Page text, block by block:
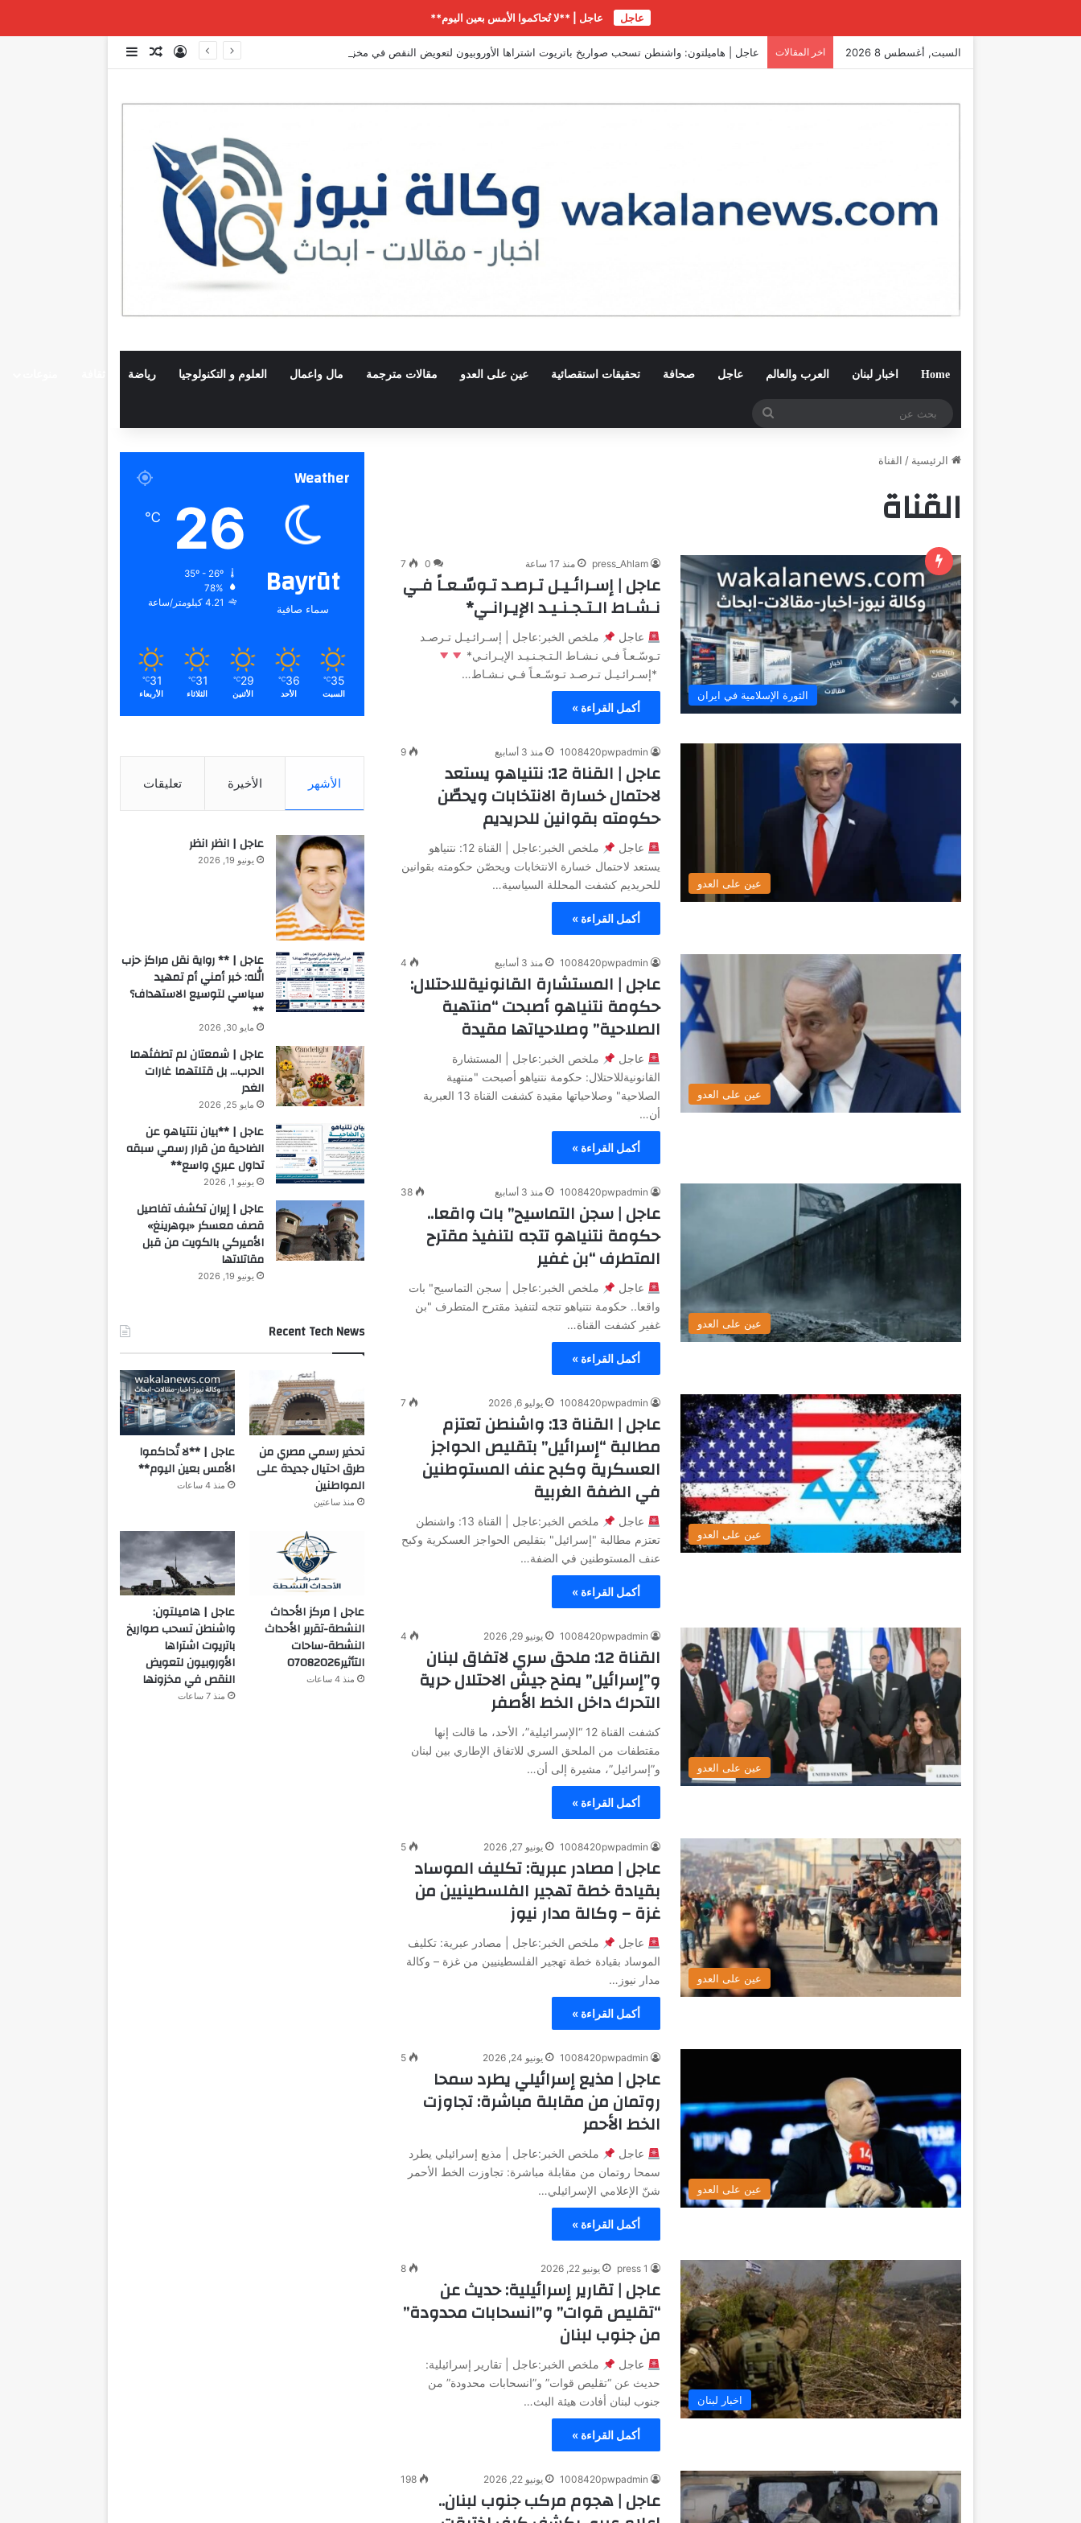
عاجل عاجل | **لا تُحاكموا الأمس بعين اليوم**
السبت, أغسطس 8 2026 اخر المقالات عاجل | هاميلتون: واشنطن تسحب صواريخ باتريوت اشتراها الأوروبيون لتعويض النقص في مخزونها تسجيل الدخول
مقال عشوائي
إضافة عمود جانبي
Home اخبار لبنان العرب والعالم عاجل صحافة تحقيقات استقصائية عين على العدو مقالات مترجمة مال واعمال العلوم و التكنولوجيا رياضة
الرئيسية / القناة
القناة
الثورة الإسلامية في ايران
press_Ahlam منذ 17 ساعة 0
7
عاجل | إسـرائـيـل تـرصـد تـوسّـعـاً فـي
نـشـاط الـتـجـنـيـد الإيـرانـي*
عاجل
ملخص الخبر:عاجل | إسـرائـيـل تـرصـد
تـوسّـعـاً فـي نـشـاط الـتـجـنـيـد الإيـرانـي*
*إسـرائـيـل تـرصـد تـوسّـعـاً فـي نـشـاط…
أكمل القراءة »
عين على العدو
1008420pwpadmin منذ 3 أسابيع 9
عاجل | القناة 12: نتنياهو يستعد
لاحتمال خسارة الانتخابات ويحصّن
حكومته بقوانين للحريديم
عاجل
ملخص الخبر:عاجل | القناة 12: نتنياهو
يستعد لاحتمال خسارة الانتخابات ويحصّن حكومته بقوانين
للحريديم كشفت المحللة السياسية…
أكمل القراءة »
عين على العدو
1008420pwpadmin منذ 3 أسابيع 4
عاجل | المستشارة القانونيةللاحتلال:
حكومة نتنياهو أصبحت “منتهية
الصلاحية” وصلاحياتها مقيدة
عاجل
ملخص الخبر:عاجل | المستشارة
القانونيةللاحتلال: حكومة نتنياهو أصبحت "منتهية
الصلاحية" وصلاحياتها مقيدة كشفت القناة 13 العبرية
أن…
أكمل القراءة »
عين على العدو
1008420pwpadmin منذ 3 أسابيع 38
عاجل | سجن التماسيح” بات واقعا..
حكومة نتنياهو تتجه لتنفيذ مقترح
المتطرف “بن غفير
عاجل
ملخص الخبر:عاجل | سجن التماسيح" بات
واقعا.. حكومة نتنياهو تتجه لتنفيذ مقترح المتطرف "بن
غفير كشفت القناة…
أكمل القراءة »
عين على العدو
1008420pwpadmin يوليو 6, 2026 7
عاجل | القناة 13: واشنطن تعتزم
مطالبة “إسرائيل” بتقليص الحواجز
العسكرية وكبح عنف المستوطنين
في الضفة الغربية
عاجل
ملخص الخبر:عاجل | القناة 13: واشنطن
تعتزم مطالبة "إسرائيل" بتقليص الحواجز العسكرية وكبح
عنف المستوطنين في الضفة…
أكمل القراءة »
عين على العدو
1008420pwpadmin يونيو 29, 2026 4
القناة 12: ملحق سري لاتفاق لبنان
و”إسرائيل” يمنح جيش الاحتلال حرية
التحرك داخل الخط الأصفر
كشفت القناة 12 “الإسرائيلية”، الأحد، ما قالت إنها
مقتطفات من الملحق السري للاتفاق الإطاري بين لبنان
و”إسرائيل”، مشيرة إلى أن…
أكمل القراءة »
عين على العدو
1008420pwpadmin يونيو 27, 2026 5
عاجل | مصادر عبرية: تكليف الموساد
بقيادة خطة تهجير الفلسطينيين من
غزة – وكالة مدار نيوز
عاجل
ملخص الخبر:عاجل | مصادر عبرية: تكليف
الموساد بقيادة خطة تهجير الفلسطينيين من غزة – وكالة
مدار نيوز…
أكمل القراءة »
عين على العدو
1008420pwpadmin يونيو 24, 2026 5
عاجل | مذيع إسرائيلي يطرد سمحا
روتمان من مقابلة مباشرة: تجاوزت
الخط الأحمر
عاجل
ملخص الخبر:عاجل | مذيع إسرائيلي يطرد
سمحا روتمان من مقابلة مباشرة: تجاوزت الخط الأحمر
شنّ الإعلامي الإسرائيلي…
أكمل القراءة »
اخبار لبنان
press 1 يونيو 22, 2026 8
عاجل | تقارير إسرائيلية: حديث عن
“تقليص قوات” و”انسحابات محدودة”
من جنوب لبنان
عاجل
ملخص الخبر:عاجل | تقارير إسرائيلية:
حديث عن “تقليص قوات” و”انسحابات محدودة” من
جنوب لبنان أفادت هيئة البث…
أكمل القراءة »
1008420pwpadmin يونيو 22, 2026 198
عاجل | هجوم مركب جنوب لبنان..
Weather
Bayrūt
سماء صافية
26
℃
78%
4.21 كيلومتر/ساعة
35
℃
السبت
36
℃
الأحد
29
℃
الأثنين
31
℃
الثلاثاء
31
℃
الأربعاء
الأشهر الأخيرة تعليقات
عاجل | انظر انظر
يونيو 19, 2026
عاجل | ** رواية نقل مراكز حزب
الله: خبر أمني أم تمهيد
سياسي لتوسيع الاستهداف؟
**
مايو 30, 2026
عاجل | شمعتان لم تطفئهما
الحرب… بل قتلتهما غارات
الغدر
مايو 25, 2026
عاجل | **بيان نتتياهو عن
الضاحية من قرار رسمي سبقه
تداول عبري واسع**
يونيو 1, 2026
عاجل | إيران تكشف تفاصيل
قصف معسكر «بوهرينغ»
الأميركي بالكويت من قبل
مقاتلاتها
يونيو 19, 2026
Recent Tech News
تحذير رسمي مصري من
طرق احتيال جديدة على
المواطنين
منذ ساعتين
عاجل | **لا تُحاكموا
الأمس بعين اليوم**
منذ 4 ساعات
عاجل | مركز الأحداث
النشطة-تقرير الأحداث
النشطة-ساحات
التأثير07082026
منذ 4 ساعات
عاجل | هاميلتون:
واشنطن تسحب صواريخ
باتريوت اشتراها
الأوروبيون لتعويض
النقص في مخزونها
منذ 7 ساعات